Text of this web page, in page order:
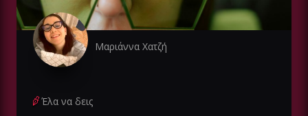
Μαριάννα Χατζή
Έλα να δεις